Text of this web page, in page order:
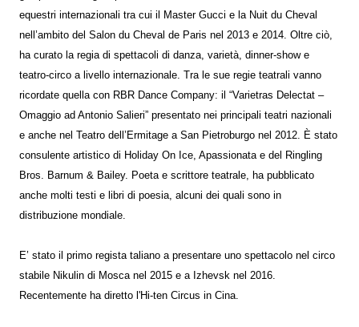
equestri internazionali tra cui il Master Gucci e la Nuit du Cheval
nell’ambito del Salon du Cheval de Paris nel 2013 e 2014. Oltre ciò,
ha curato la regia di spettacoli di danza, varietà, dinner-show e
teatro-circo a livello internazionale. Tra le sue regie teatrali vanno
ricordate quella con RBR Dance Company: il “Varietras Delectat –
Omaggio ad Antonio Salieri” presentato nei principali teatri nazionali
e anche nel Teatro dell’Ermitage a San Pietroburgo nel 2012. È stato
consulente artistico di Holiday On Ice, Apassionata e del Ringling
Bros. Barnum & Bailey. Poeta e scrittore teatrale, ha pubblicato
anche molti testi e libri di poesia, alcuni dei quali sono in
distribuzione mondiale.
E’ stato il primo regista taliano a presentare uno spettacolo nel circo
stabile Nikulin di Mosca nel 2015 e a Izhevsk nel 2016.
Recentemente ha diretto l'Hi-ten Circus in Cina.